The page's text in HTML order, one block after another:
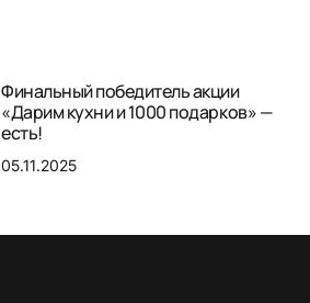
Финальный победитель акции
«Дарим кухни и 1000 подарков» —
есть!
05.11.2025